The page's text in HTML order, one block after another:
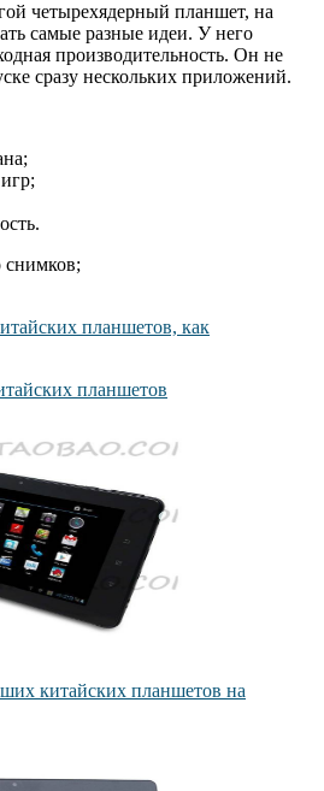
четырехядерный планшет, на
самые разные идеи. У него
производительность. Он не
сразу нескольких приложений.
снимков;